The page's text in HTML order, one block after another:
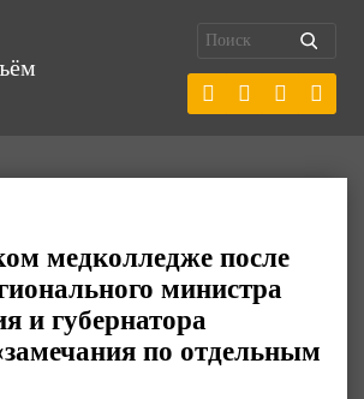
медколледже после
министра
и губернатора
по отдельным